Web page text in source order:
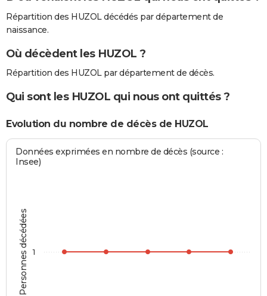
Répartition des HUZOL décédés par département de
naissance.
Où décèdent les HUZOL ?
Répartition des HUZOL par département de décès.
Qui sont les HUZOL qui nous ont quittés ?
Evolution du nombre de décès de HUZOL
Personnes décédées
Données exprimées en nombre de décès (source :
Insee)
1